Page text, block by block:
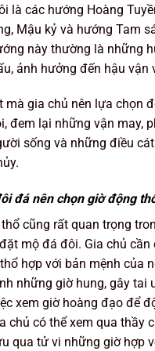
là các hướng Hoàng
Mậu kỷ và hướng Tam
này thường là những
ảnh hưởng đến hậu vận
mà gia chủ nên lựa chọn
đem lại những vận may,
sống và những điều
đá nên chọn giờ động
cũng rất quan trọng
mộ đá đôi. Gia chủ cần
hợp với bản mệnh của
những giờ hung, gây tai
xem giờ hoàng đạo để
chủ có thể xem qua thầy
qua tử vi những giờ hợp